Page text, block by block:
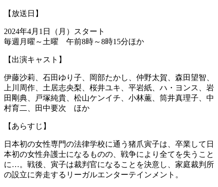
【放送日】
2024年4月1日（月）スタート
毎週月曜～土曜 午前8時～8時15分ほか
【出演キャスト】
伊藤沙莉、石田ゆり子、岡部たかし、仲野太賀、森田望智、
上川周作、土居志央梨、桜井ユキ、平岩紙、ハ・ヨンス、岩
田剛典、戸塚純貴、松山ケンイチ、小林薫、筒井真理子、中
村育二、田中要次 ほか
【あらすじ】
日本初の女性専門の法律学校に通う猪爪寅子は、卒業して日
本初の女性弁護士になるものの、戦争により全てを失うこと
に…。戦後、寅子は裁判官になることを決意し、家庭裁判所
の設立に奔走するリーガルエンターテインメント。